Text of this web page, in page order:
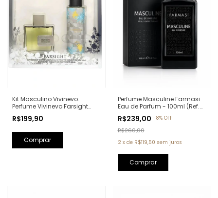
Kit Masculino Vivinevo:
Perfume Vivinevo Farsight
Splash Farsight 250ml
R$199,90
Perfume Masculine Farmasi
Eau de Parfum - 100ml (Ref.
Ford)
R$239,00 -8% OFF
R$260,00
2 x de R$119,50 sem juros